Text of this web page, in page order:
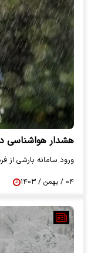
هشدار هواشناسی
ورود سامانه بارشی از
۰۴ / بهمن / ۱۴۰۳